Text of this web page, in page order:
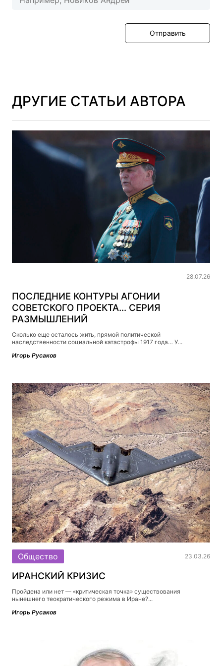
Отправить
ДРУГИЕ СТАТЬИ АВТОРА
28.07.26
ПОСЛЕДНИЕ КОНТУРЫ АГОНИИ
СОВЕТСКОГО ПРОЕКТА… СЕРИЯ
РАЗМЫШЛЕНИЙ
Сколько еще осталось жить, прямой политической
наследственности социальной катастрофы 1917 года… У...
Игорь Русаков
Общество 23.03.26
ИРАНСКИЙ КРИЗИС
Пройдена или нет — «критическая точка» существования
нынешнего теократического режима в Иране?...
Игорь Русаков